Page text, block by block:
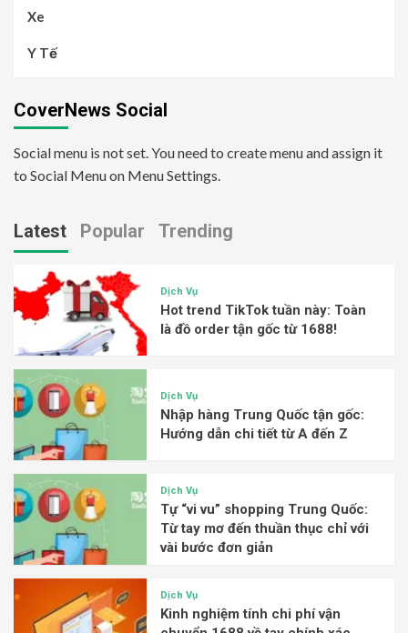
Xe
Y Tế
CoverNews Social
Social menu is not set. You need to create menu and assign it
to Social Menu on Menu Settings.
Latest Popular Trending
Dịch Vụ
Hot trend TikTok tuần này: Toàn
là đồ order tận gốc từ 1688!
Dịch Vụ
Nhập hàng Trung Quốc tận gốc:
Hướng dẫn chi tiết từ A đến Z
Dịch Vụ
Tự “vi vu” shopping Trung Quốc:
Từ tay mơ đến thuần thục chỉ với
vài bước đơn giản
Dịch Vụ
Kinh nghiệm tính chi phí vận